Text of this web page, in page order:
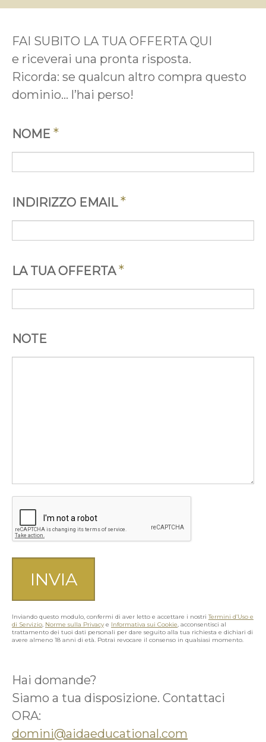
FAI SUBITO LA TUA OFFERTA QUI
e riceverai una pronta risposta.
Ricorda: se qualcun altro compra questo
dominio... l’hai perso!
NOME *
INDIRIZZO EMAIL*
LA TUA OFFERTA*
NOTE
Inviando questo modulo, confermi di aver letto e accettare i nostriTermini d’Uso e
di Servizio, Norme sulla Privacye Informativa sui Cookie, acconsentisci al
trattamento dei tuoi dati personali per dare seguito alla tua richiesta e dichiari di
avere almeno 18 anni di età. Potrai revocare il consenso in qualsiasi momento.
Hai domande?
Siamo a tua disposizione. Contattaci
ORA:
domini@aidaeducational.com